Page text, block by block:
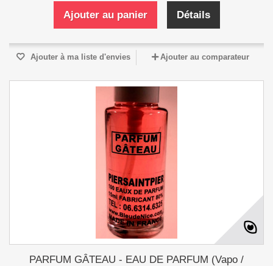
Ajouter au panier Détails
Ajouter à ma liste d'envies Ajouter au comparateur
PARFUM GÂTEAU - EAU DE PARFUM (Vapo /